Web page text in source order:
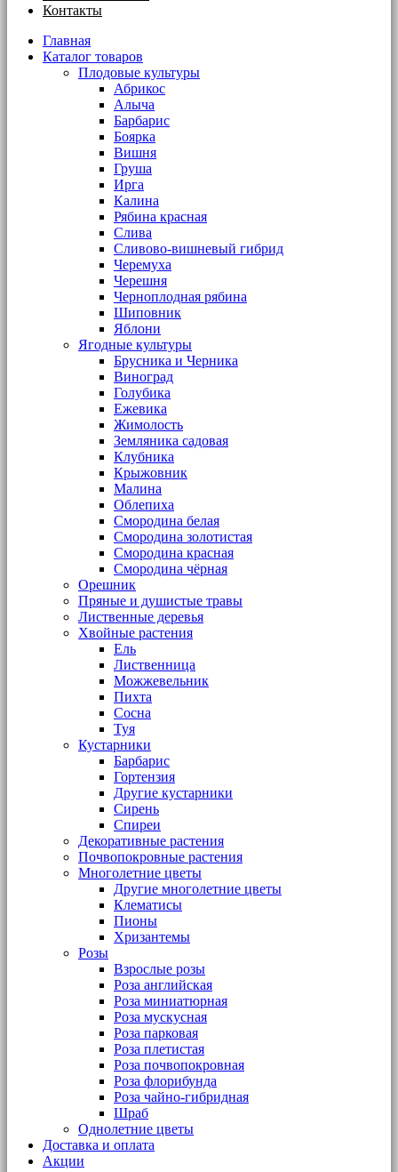
Контакты
Главная
Каталог товаров
Плодовые культуры
Абрикос
Алыча
Барбарис
Боярка
Вишня
Груша
Ирга
Калина
Рябина красная
Слива
Сливово-вишневый гибрид
Черемуха
Черешня
Черноплодная рябина
Шиповник
Яблони
Ягодные культуры
Брусника и Черника
Виноград
Голубика
Ежевика
Жимолость
Земляника садовая
Клубника
Крыжовник
Малина
Облепиха
Смородина белая
Смородина золотистая
Смородина красная
Смородина чёрная
Орешник
Пряные и душистые травы
Лиственные деревья
Хвойные растения
Ель
Лиственница
Можжевельник
Пихта
Сосна
Туя
Кустарники
Барбарис
Гортензия
Другие кустарники
Сирень
Спиреи
Декоративные растения
Почвопокровные растения
Многолетние цветы
Другие многолетние цветы
Клематисы
Пионы
Хризантемы
Розы
Взрослые розы
Роза английская
Роза миниатюрная
Роза мускусная
Роза парковая
Роза плетистая
Роза почвопокровная
Роза флорибунда
Роза чайно-гибридная
Шраб
Однолетние цветы
Доставка и оплата
Акции